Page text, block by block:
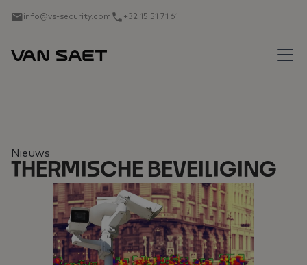
info@vs-security.com +32 15 51 71 61
Nieuws
THERMISCHE BEVEILIGING